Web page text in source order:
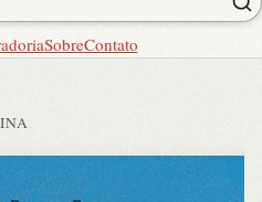
SobreContato